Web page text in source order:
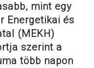
mint egy
Energetikai és
(MEKH)
szerint a
több napon